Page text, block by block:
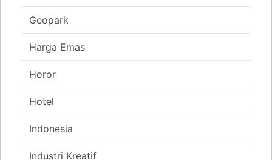
Geopark
Harga Emas
Horor
Hotel
Indonesia
Industri Kreatif